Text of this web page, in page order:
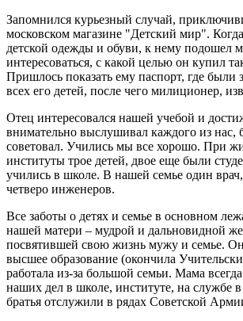
Запомнился курьезный случай,
московском магазине "Детский мир".
детской одежды и обуви, к нему подошел
интересоваться, с какой целью он купил
Пришлось показать ему паспорт, где были
всех его детей, после чего милиционер,
Отец интересовался нашей учебой и
внимательно выслушивал каждого из нас,
советовал. Учились мы все хорошо. При
институты трое детей, двое еще были
учились в школе. В нашей семье один врач,
четверо инженеров.
Все заботы о детях и семье в основном
нашей матери – мудрой и дальновидной
посвятившей свою жизнь мужу и семье.
высшее образование (окончила
работала из-за большой семьи. Мама
наших дел в школе, институте, на службе
братья отслужили в рядах Советской